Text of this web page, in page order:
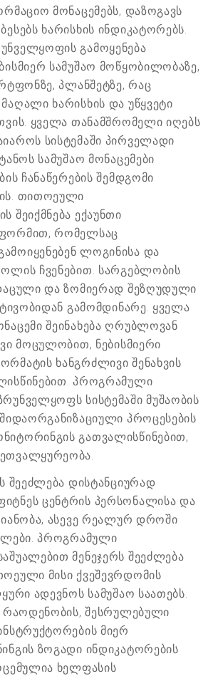
მონაცემებს, დაზოგავს
ხარისხის ინდიკატორებს.
გამოყენება
სამუშაო მოწყობილობაზე,
პლანშეტზე, რაც
ხარისხის და უწყვეტი
ყველა თანამშრომელი იღებს
სისტემაში პირველადი
სამუშაო მონაცემები
ჩანაწერების შემდგომი
თითოეული
შეიქმნება ექაუნთი
რომელსაც
ლოგინისა და
ჩვენებით. სარგებლობის
და ზომიერად შეზღუდული
გამომდინარე. ყველა
შეინახება ღრუბლოვან
მოცულობით, ნებისმიერი
ხანგრძლივი შენახვის
პროგრამული
სისტემაში მუშაობის
პროცესების
გათვალისწინებით,
შეეძლება დისტანციურად
ცენტრის პერსონალისა და
ასევე რეალურ დროში
პროგრამული
მენეჯერს შეეძლება
მისი ქვეშევრდომის
ადევნოს სამუშაო საათებს.
რაოდენობის, შესრულებული
მიერ
ზოგადი ინდიკატორების
ხელფასის